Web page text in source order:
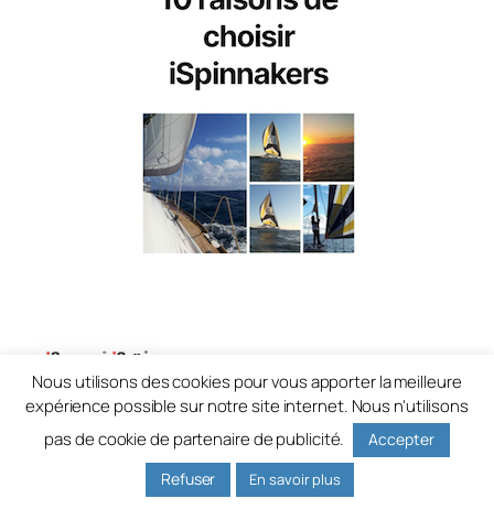
iSpinnakers France
Naviguez mieux
Nous utilisons des cookies pour vous apporter la meilleure
expérience possible sur notre site internet. Nous n'utilisons
pas de cookie de partenaire de publicité.
Accepter
Refuser
En savoir plus